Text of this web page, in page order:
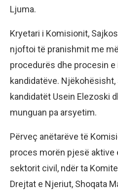
Ljuma.
Kryetari i Komisionit,
njoftoi të pranishmit me
procedurës dhe procesin
kandidatëve.
kandidatët Usein Elezoski
munguan pa arsyetim.
Përveç anëtarëve të
proces morën pjesë aktive
sektorit civil, ndër ta
Drejtat e Njeriut, Shoqata